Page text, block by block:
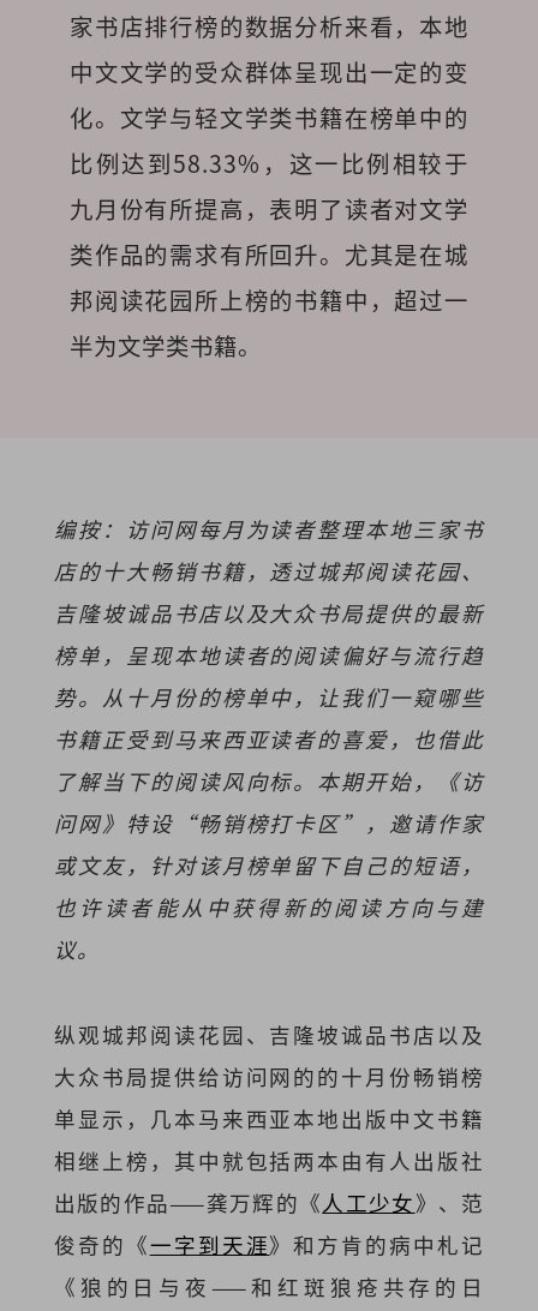
家书店排行榜的数据分析来看，本地
中文文学的受众群体呈现出一定的变
化。文学与轻文学类书籍在榜单中的
比例达到58.33%，这一比例相较于
九月份有所提高，表明了读者对文学
类作品的需求有所回升。尤其是在城
邦阅读花园所上榜的书籍中，超过一
半为文学类书籍。
编按：访问网每月为读者整理本地三家书
店的十大畅销书籍，透过城邦阅读花园、
吉隆坡诚品书店以及大众书局提供的最新
榜单，呈现本地读者的阅读偏好与流行趋
势。从十月份的榜单中，让我们一窥哪些
书籍正受到马来西亚读者的喜爱，也借此
了解当下的阅读风向标。本期开始，《访
问网》特设“畅销榜打卡区”，邀请作家
或文友，针对该月榜单留下自己的短语，
也许读者能从中获得新的阅读方向与建
议。
纵观城邦阅读花园、吉隆坡诚品书店以及
大众书局提供给访问网的的十月份畅销榜
单显示，几本马来西亚本地出版中文书籍
相继上榜，其中就包括两本由有人出版社
出版的作品——龚万辉的《人工少女》、范
俊奇的《一字到天涯》和方肯的病中札记
《狼的日与夜——和红斑狼疮共存的日